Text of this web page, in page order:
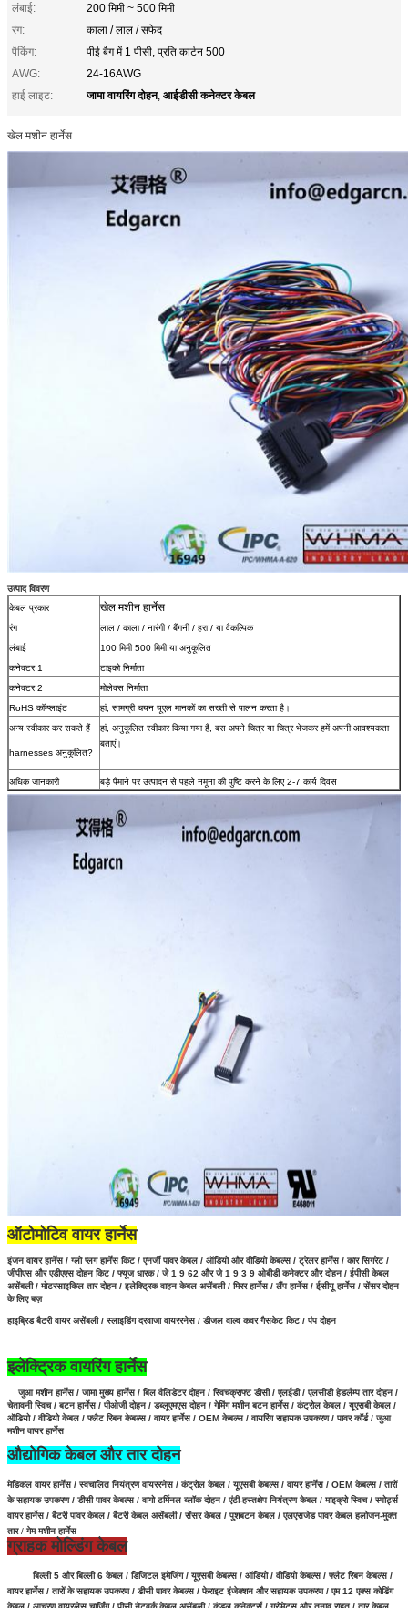
लंबाई:
200 मिमी ~ 500 मिमी
रंग:
काला / लाल / सफेद
पैकिंग:
पीई बैग में 1 पीसी, प्रति कार्टन 500
AWG:
24-16AWG
हाई लाइट:
जामा वायरिंग दोहन, आईडीसी कनेक्टर केबल
खेल मशीन हार्नेस
उत्पाद विवरण
केबल प्रकार
खेल मशीन हार्नेस
रंग
लाल / काला / नारंगी / बैंगनी / हरा / या वैकल्पिक
लंबाई
100 मिमी 500 मिमी या अनुकूलित
कनेक्टर 1
टाइको निर्माता
कनेक्टर 2
मोलेक्स निर्माता
RoHS कॉम्प्लाइंट
हां, सामग्री चयन यूएल मानकों का सख्ती से पालन करता है।
अन्य स्वीकार कर सकते हैं
harnesses अनुकूलित?
हां, अनुकूलित स्वीकार किया गया है, बस अपने चित्र या चित्र भेजकर हमें अपनी आवश्यकता
बताएं।
अधिक जानकारी बड़े पैमाने पर उत्पादन से पहले नमूना की पुष्टि करने के लिए 2-7 कार्य दिवस
ऑटोमोटिव वायर हार्नेस
इंजन वायर हार्नेस / ग्लो प्लग हार्नेस किट / एनर्जी पावर केबल / ऑडियो और वीडियो केबल्स / ट्रेलर हार्नेस / कार सिगरेट /
जीपीएस और एडीएएस दोहन किट / फ्यूज धारक / जे 1 9 62 और जे 1 9 3 9 ओबीडी कनेक्टर और दोहन / ईपीसी केबल
असेंबली / मोटरसाइकिल तार दोहन / इलेक्ट्रिक वाहन केबल असेंबली / मिरर हार्नेस / लैंप हार्नेस / ईसीयू हार्नेस / सेंसर दोहन
के लिए बज़
हाइब्रिड बैटरी वायर असेंबली / स्लाइडिंग दरवाजा वायररनेस / डीजल वाल्व कवर गैसकेट किट / पंप दोहन
इलेक्ट्रिक वायरिंग हार्नेस
जुआ मशीन हार्नेस / जामा मुख्य हार्नेस / बिल वैलिडेटर दोहन / स्विचक्राफ्ट डीसी / एलईडी / एलसीडी हेडलैम्प तार दोहन /
चेतावनी स्विच / बटन हार्नेस / पीओजी दोहन / डब्लूएमएस दोहन / गेमिंग मशीन बटन हार्नेस / कंट्रोल केबल / यूएसबी केबल /
ऑडियो / वीडियो केबल / फ्लैट रिबन केबल्स / वायर हार्नेस / OEM केबल्स / वायरिंग सहायक उपकरण / पावर कॉर्ड / जुआ
मशीन वायर हार्नेस
औद्योगिक केबल और तार दोहन
मेडिकल वायर हार्नेस / स्वचालित नियंत्रण वायररनेस / कंट्रोल केबल / यूएसबी केबल्स / वायर हार्नेस / OEM केबल्स / तारों
के सहायक उपकरण / डीसी पावर केबल्स / वागो टर्मिनल ब्लॉक दोहन / एंटी-हस्तक्षेप नियंत्रण केबल / माइक्रो स्विच / स्पोर्ट्स
वायर हार्नेस / बैटरी पावर केबल / बैटरी केबल असेंबली / सेंसर केबल / पुशबटन केबल / एलएसजेड पावर केबल हलोजन-मुक्त
तार/ गेम मशीन हार्नेस
ग्राहक मोल्डिंग केबल
बिल्ली 5 और बिल्ली 6 केबल / डिजिटल इमेजिंग / यूएसबी केबल्स / ऑडियो / वीडियो केबल्स / फ्लैट रिबन केबल्स /
वायर हार्नेस / तारों के सहायक उपकरण / डीसी पावर केबल्स / फेराइट इंजेक्शन और सहायक उपकरण / एम 12 एक्स कोडिंग